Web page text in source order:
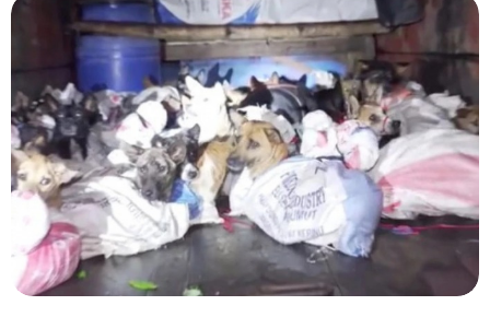
млад
почина
по
судир
со
противнички
играч